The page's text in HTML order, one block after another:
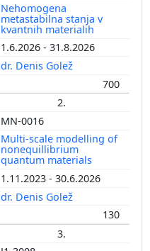
Nehomogena
metastabilna stanja v
kvantnih materialih
1.6.2026 - 31.8.2026
dr. Denis Golež
700
2.
MN-0016
Multi-scale modelling of
nonequillibrium
quantum materials
1.11.2023 - 30.6.2026
dr. Denis Golež
130
3.